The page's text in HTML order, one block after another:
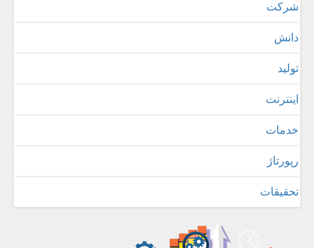
شركت
دانش
تولید
اینترنت
خدمات
رپورتاژ
تحقیقات